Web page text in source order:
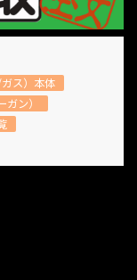
ス）本体
ン）